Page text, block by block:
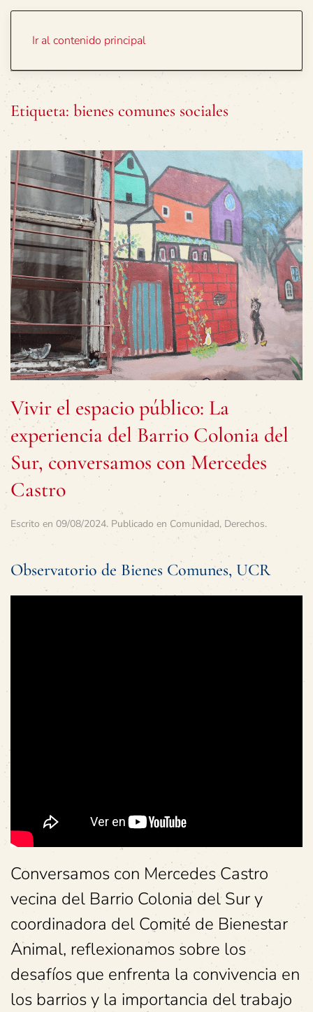
Ir al contenido principal
Etiqueta: bienes comunes sociales
Vivir el espacio público: La
experiencia del Barrio Colonia del
Sur, conversamos con Mercedes
Castro
Escrito en 09/08/2024. Publicado en Comunidad, Derechos.
Observatorio de Bienes Comunes, UCR
Conversamos con Mercedes Castro
vecina del Barrio Colonia del Sur y
coordinadora del Comité de Bienestar
Animal, reflexionamos sobre los
desafíos que enfrenta la convivencia en
los barrios y la importancia del trabajo